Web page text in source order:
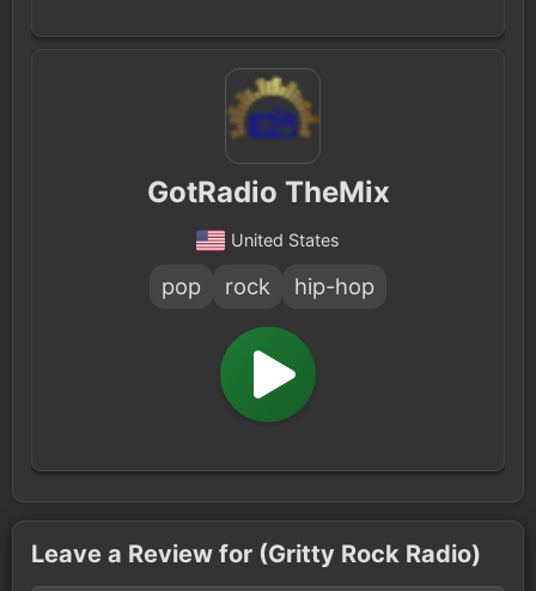
GotRadio TheMix
United States
pop rock hip-hop
Leave a Review for (Gritty Rock Radio)